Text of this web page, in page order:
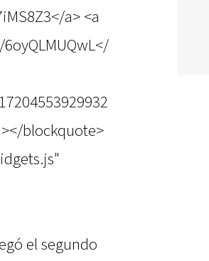
a> <a
blockquote>
el segundo